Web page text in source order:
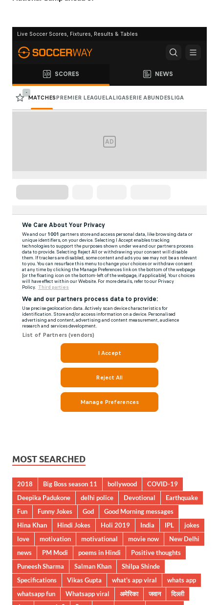
MOST SEARCHED
2018 Big Boss season 11 bollywood
COVID-19
Deepika Padukone
delhi police Devotional
Earthquake
Fun
Funny Jokes God
Good Morning messages
Hina Khan
Hindi Jokes Holi 2019 India IPL
jokes
love
motivation motivational movie now
New Delhi
news
PM Modi poems in Hindi
Positive thoughts
Puneesh Sharma
Salman Khan
Shilpa Shinde
Specifications
Vikas Gupta what's app viral
whats app
whatsapp fun
Whatsapp viral अमेरिका जवान
दिल्ली